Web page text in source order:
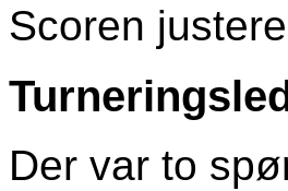
Scoren
Der var to